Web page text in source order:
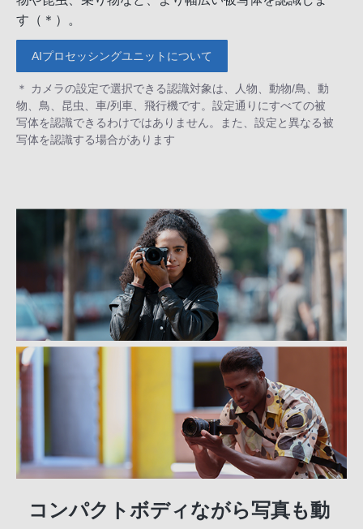
す（＊）。
AIプロセッシングユニットについて
＊ カメラの設定で選択できる認識対象は、人物、動物/鳥、動
物、鳥、昆虫、車/列車、飛行機です。設定通りにすべての被
写体を認識できるわけではありません。また、設定と異なる被
写体を認識する場合があります
コンパクトボディながら写真も動